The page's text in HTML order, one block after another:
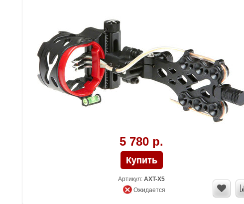
5 780 р.
Артикул: AXT-X5
Ожидается